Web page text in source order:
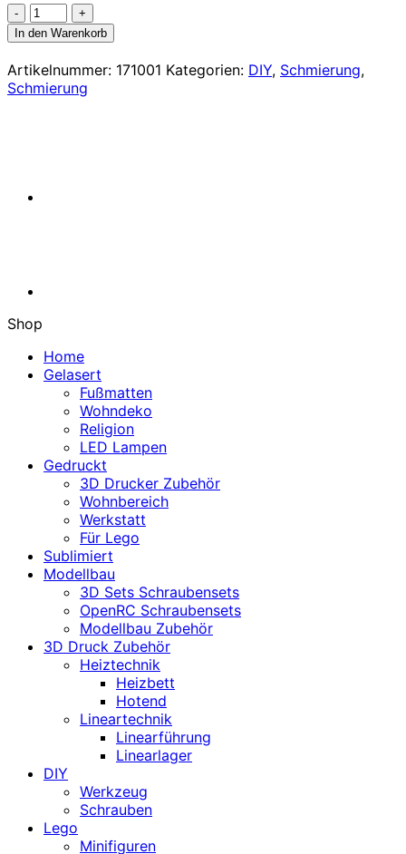
LM
47
Langzeitfett
+
MoS2
–
100g
In den Warenkorb
Artikelnummer: 171001 Kategorien: DIY, Schmierung,
Schmierung
Shop
Home
Gelasert
Fußmatten
Wohndeko
Religion
LED Lampen
Gedruckt
3D Drucker Zubehör
Wohnbereich
Werkstatt
Für Lego
Sublimiert
Modellbau
3D Sets Schraubensets
OpenRC Schraubensets
Modellbau Zubehör
3D Druck Zubehör
Heiztechnik
Heizbett
Hotend
Lineartechnik
Linearführung
Linearlager
DIY
Werkzeug
Schrauben
Lego
Minifiguren